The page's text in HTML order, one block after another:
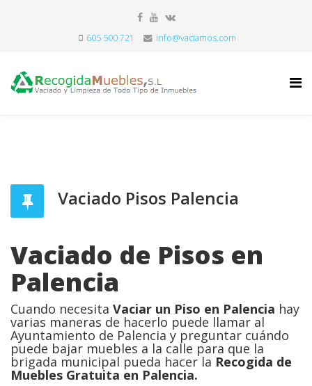
605 500 721 info@vaciamos.com
Vaciado Pisos Palencia
Vaciado de Pisos en
Palencia
Cuando necesita Vaciar un Piso en Palencia hay
varias maneras de hacerlo puede llamar al
Ayuntamiento de Palencia y preguntar cuándo
puede bajar muebles a la calle para que la
brigada municipal pueda hacer la Recogida de
Muebles Gratuita en Palencia.